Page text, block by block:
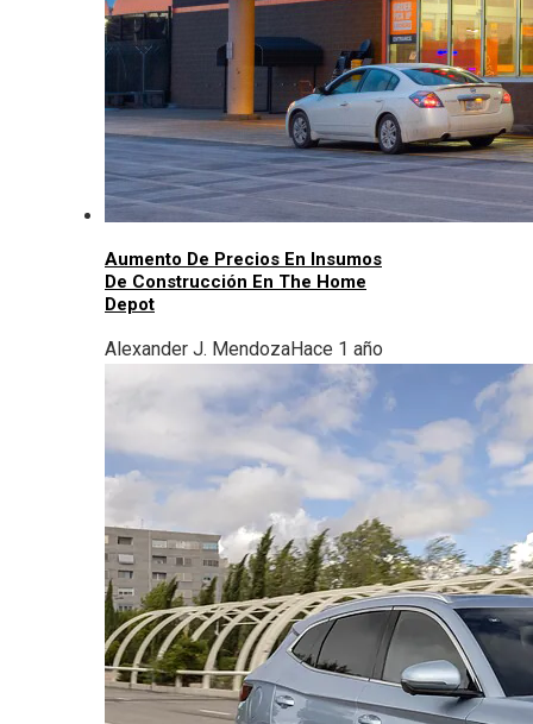
Aumento De Precios En Insumos
De Construcción En The Home
Depot
Alexander J. MendozaHace 1 año